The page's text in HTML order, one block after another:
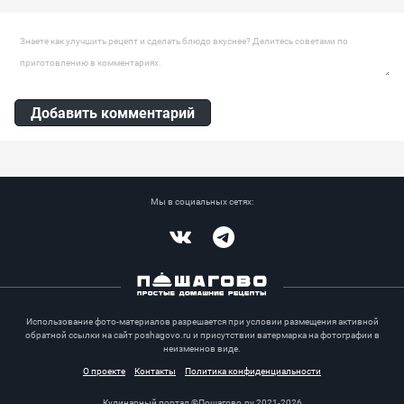
Оставить комментарий
Добавить комментарий
Мы в социальных сетях:
Использование фото-материалов разрешается при условии размещения активной
обратной ссылки на сайт poshagovo.ru и присутствии ватермарка на фотографии в
неизменнов виде.
О проекте
Контакты Политика конфиденциальности